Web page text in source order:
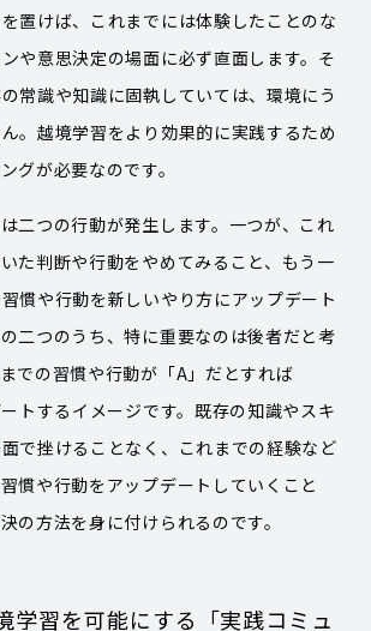
置けば、これまでには体験したことのな
や意思決定の場面に必ず直面します。そ
常識や知識に固執していては、環境にう
。越境学習をより効果的に実践するため
グが必要なのです。
二つの行動が発生します。一つが、これ
た判断や行動をやめてみること、もう一
慣や行動を新しいやり方にアップデート
二つのうち、特に重要なのは後者だと考
での習慣や行動が「A」だとすれば
ートするイメージです。既存の知識やスキ
で挫けることなく、これまでの経験など
慣や行動をアップデートしていくこと
の方法を身に付けられるのです。
学習を可能にする「実践コミュ